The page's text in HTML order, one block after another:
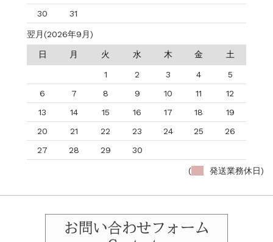
30
31
翌月(2026年9月)
日 月 火 水 木 金 土
1 2 3 4
5
6
7 8 9 10 11
12
13
14 15 16 17 18
19
20
21 22 23 24 25
26
27
28 29 30
( 発送業務休日)